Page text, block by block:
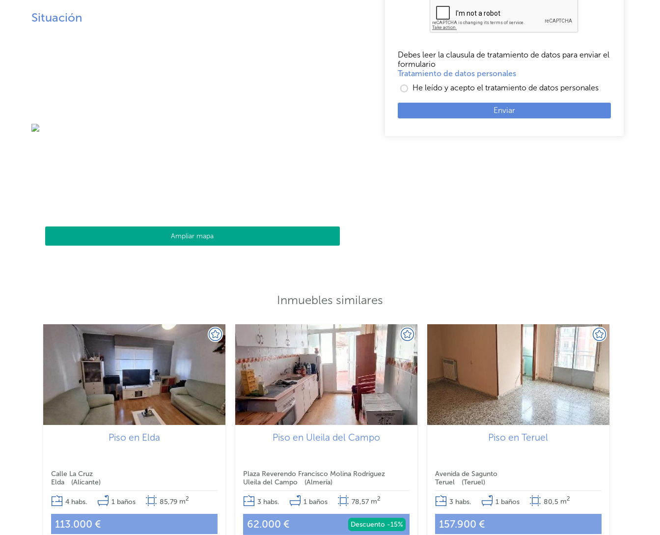
Situación
Ampliar mapa
Debes leer la clausula de tratamiento de datos para enviar el
formulario
Tratamiento de datos personales
He leído y acepto el tratamiento de datos personales
Enviar
Inmuebles similares
Piso en Elda
Calle La Cruz
Elda
Alicante
4 habs. 1 baños 85,79 m2
113.000 €
Piso en Uleila del Campo
Plaza Reverendo Francisco Molina Rodríguez
Uleila del Campo
Almería
3 habs. 1 baños 78,57 m2
62.000 € Descuento -15%
Piso en Teruel
Avenida de Sagunto
Teruel
Teruel
3 habs. 1 baños 80,5 m2
157.900 €